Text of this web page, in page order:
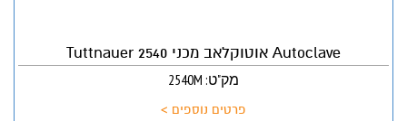
Autoclave אוטוקלאב מכני 2540 Tuttnauer
מק"ט: 2540M
פרטים נוספים >